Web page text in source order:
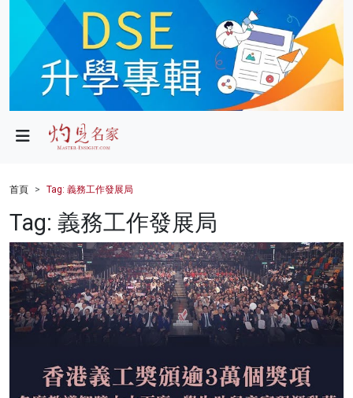
政局
財經
健康
商業
科技
名家榜
首頁 Tag: 義務工作發展局
Tag: 義務工作發展局